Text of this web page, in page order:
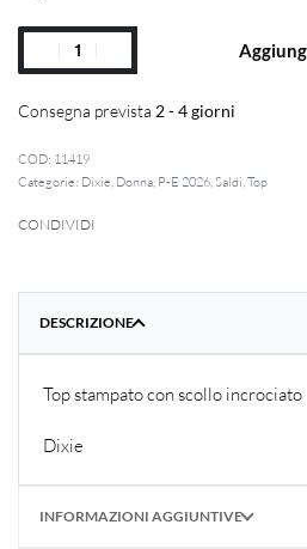
Consegna prevista 2 - 4 giorni
11419
Categorie: Dixie Donna P-E 2026 Saldi Top
CONDIVIDI
DESCRIZIONE
Top stampato con scollo incrociato
Dixie
INFORMAZIONI AGGIUNTIVE